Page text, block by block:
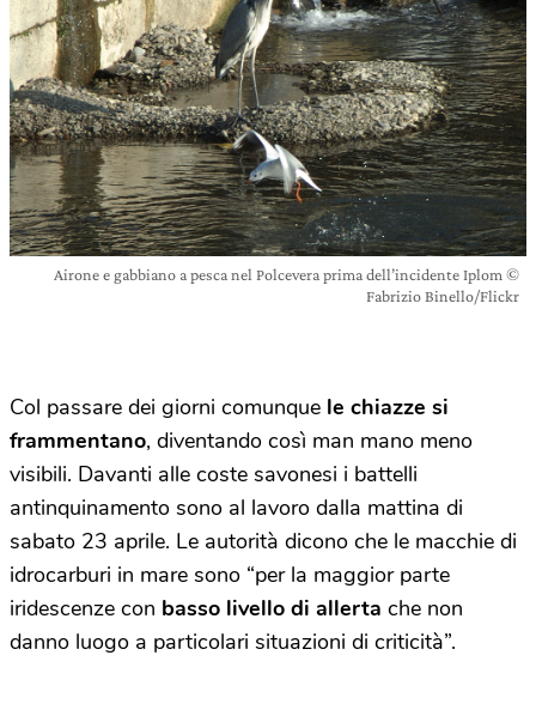
Airone e gabbiano a pesca nel Polcevera prima dell’incidente Iplom ©
Fabrizio Binello/Flickr
Col passare dei giorni comunque le chiazze si
frammentano, diventando così man mano meno
visibili. Davanti alle coste savonesi i battelli
antinquinamento sono al lavoro dalla mattina di
sabato 23 aprile. Le autorità dicono che le macchie di
idrocarburi in mare sono “per la maggior parte
iridescenze con basso livello di allerta che non
danno luogo a particolari situazioni di criticità”.